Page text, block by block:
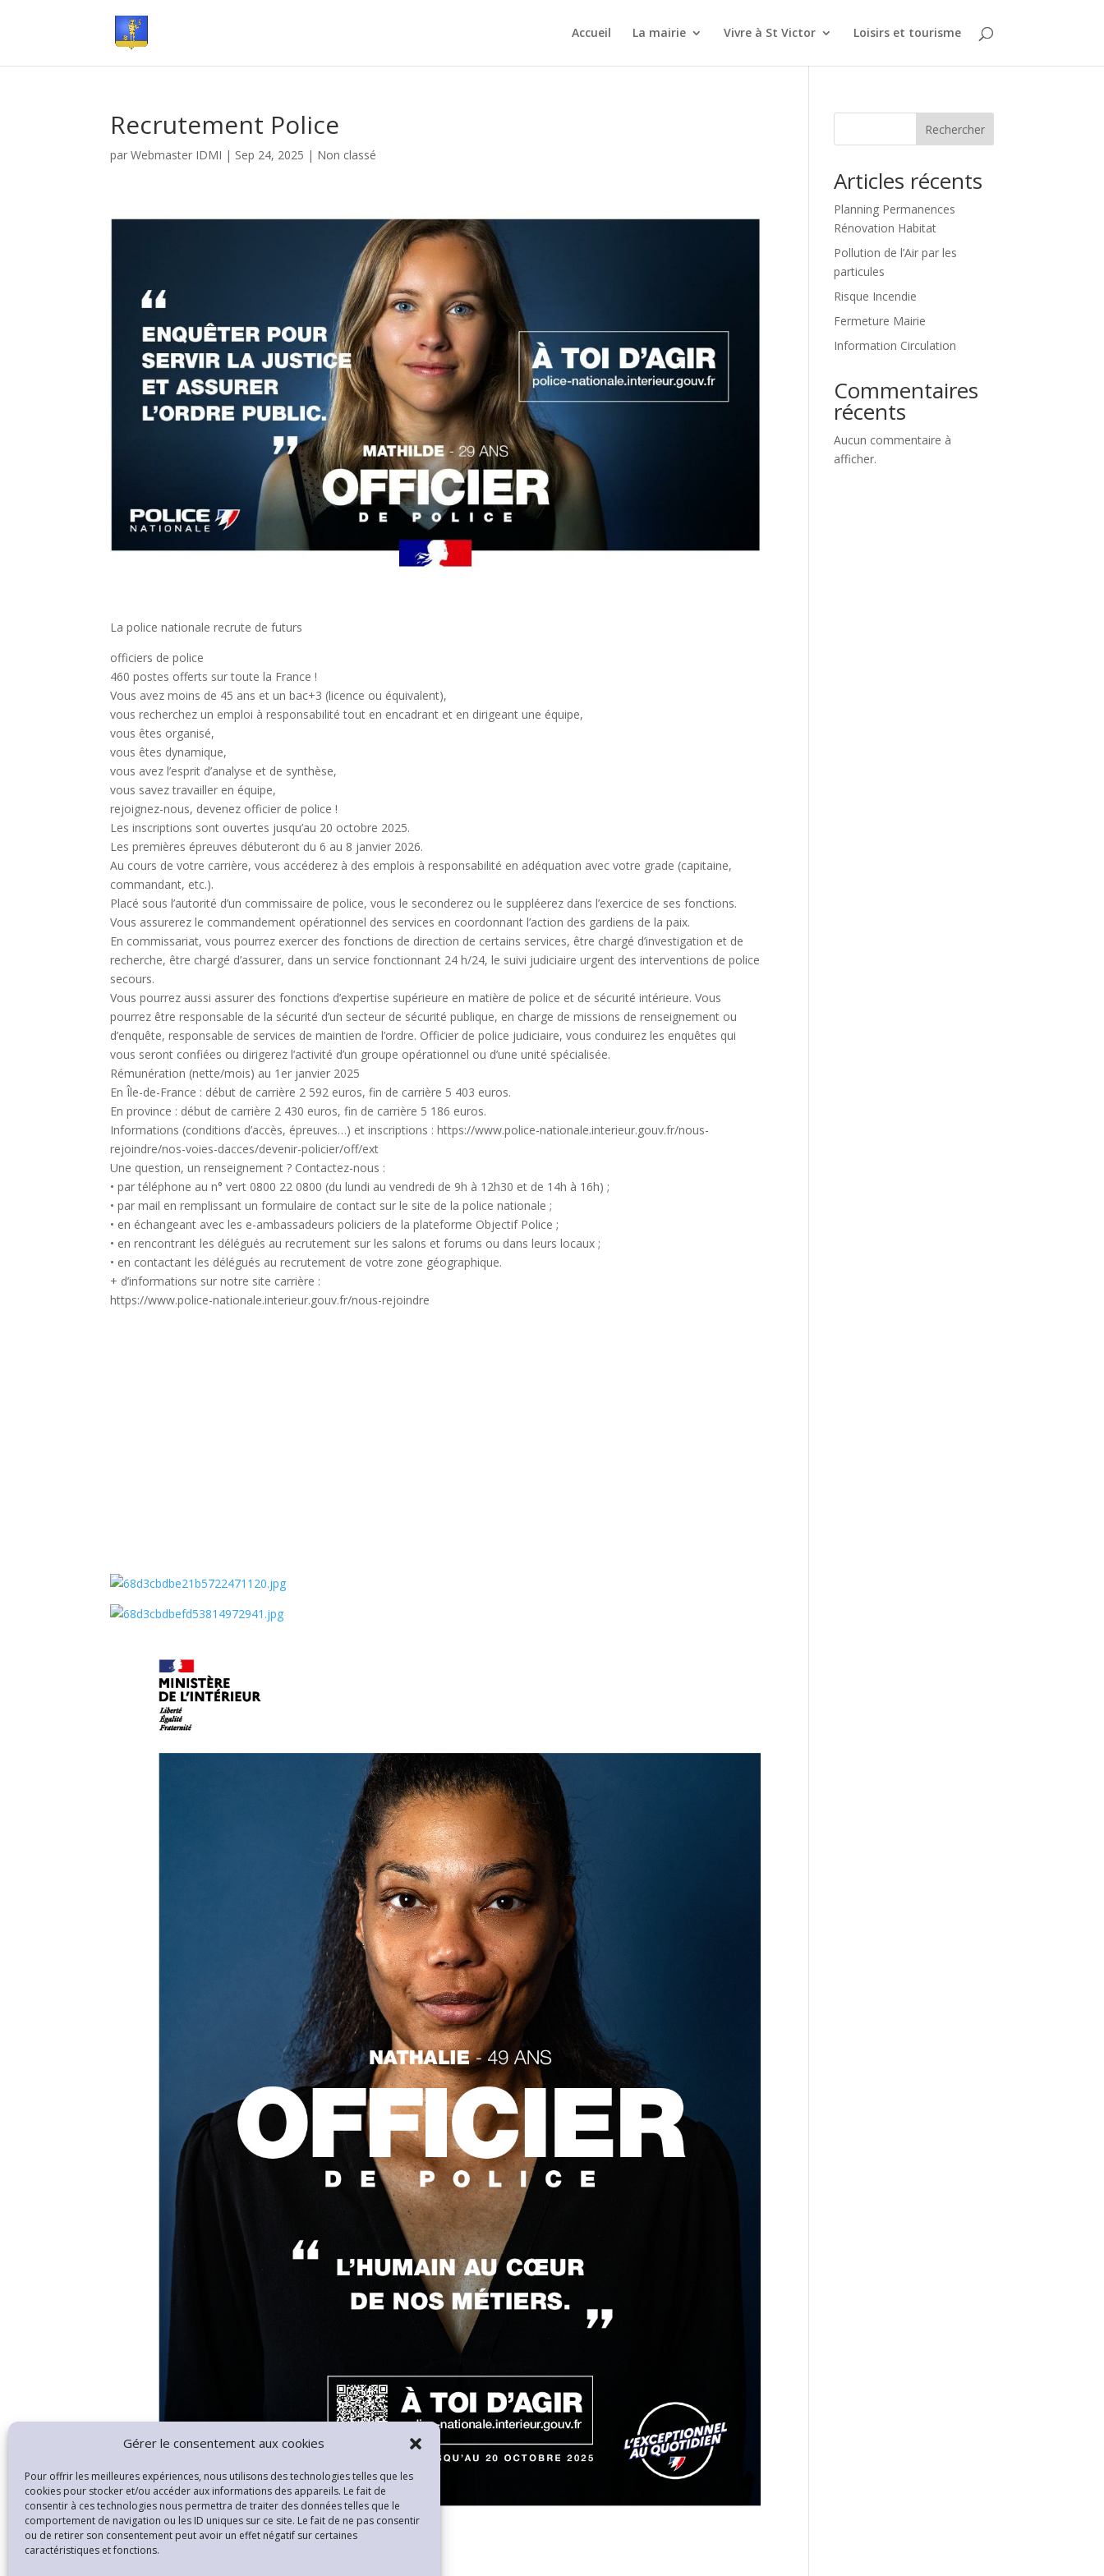
Gérer le consentement aux cookies
Pour offrir les meilleures expériences, nous utilisons des technologies telles que les
cookies pour stocker et/ou accéder aux informations des appareils. Le fait de
consentir à ces technologies nous permettra de traiter des données telles que le
comportement de navigation ou les ID uniques sur ce site. Le fait de ne pas consentir
ou de retirer son consentement peut avoir un effet négatif sur certaines
caractéristiques et fonctions.
Accueil La mairie Vivre à St Victor Loisirs et tourisme
Recrutement Police
parWebmaster IDMI | Sep 24, 2025 | Non classé
La police nationale recrute de futurs
officiers de police
460 postes offerts sur toute la France !
Vous avez moins de 45 ans et un bac+3 (licence ou équivalent),
vous recherchez un emploi à responsabilité tout en encadrant et en dirigeant une équipe,
vous êtes organisé,
vous êtes dynamique,
vous avez l’esprit d’analyse et de synthèse,
vous savez travailler en équipe,
rejoignez-nous, devenez officier de police !
Les inscriptions sont ouvertes jusqu’au 20 octobre 2025.
Les premières épreuves débuteront du 6 au 8 janvier 2026.
Au cours de votre carrière, vous accéderez à des emplois à responsabilité en adéquation avec votre grade (capitaine,
commandant, etc.).
Placé sous l’autorité d’un commissaire de police, vous le seconderez ou le suppléerez dans l’exercice de ses fonctions.
Vous assurerez le commandement opérationnel des services en coordonnant l’action des gardiens de la paix.
En commissariat, vous pourrez exercer des fonctions de direction de certains services, être chargé d’investigation et de
recherche, être chargé d’assurer, dans un service fonctionnant 24 h/24, le suivi judiciaire urgent des interventions de police
secours.
Vous pourrez aussi assurer des fonctions d’expertise supérieure en matière de police et de sécurité intérieure. Vous
pourrez être responsable de la sécurité d’un secteur de sécurité publique, en charge de missions de renseignement ou
d’enquête, responsable de services de maintien de l’ordre. Officier de police judiciaire, vous conduirez les enquêtes qui
vous seront confiées ou dirigerez l’activité d’un groupe opérationnel ou d’une unité spécialisée.
Rémunération (nette/mois) au 1er janvier 2025
En Île-de-France : début de carrière 2 592 euros, fin de carrière 5 403 euros.
En province : début de carrière 2 430 euros, fin de carrière 5 186 euros.
Informations (conditions d’accès, épreuves…) et inscriptions : https://www.police-nationale.interieur.gouv.fr/nous-
rejoindre/nos-voies-dacces/devenir-policier/off/ext
Une question, un renseignement ? Contactez-nous :
• par téléphone au n° vert 0800 22 0800 (du lundi au vendredi de 9h à 12h30 et de 14h à 16h) ;
• par mail en remplissant un formulaire de contact sur le site de la police nationale ;
• en échangeant avec les e-ambassadeurs policiers de la plateforme Objectif Police ;
• en rencontrant les délégués au recrutement sur les salons et forums ou dans leurs locaux ;
• en contactant les délégués au recrutement de votre zone géographique.
+ d’informations sur notre site carrière :
https://www.police-nationale.interieur.gouv.fr/nous-rejoindre
Rechercher
Articles récents
Planning Permanences
Rénovation Habitat
Pollution de l’Air par les
particules
Risque Incendie
Fermeture Mairie
Information Circulation
Commentaires
récents
Aucun commentaire à
afficher.